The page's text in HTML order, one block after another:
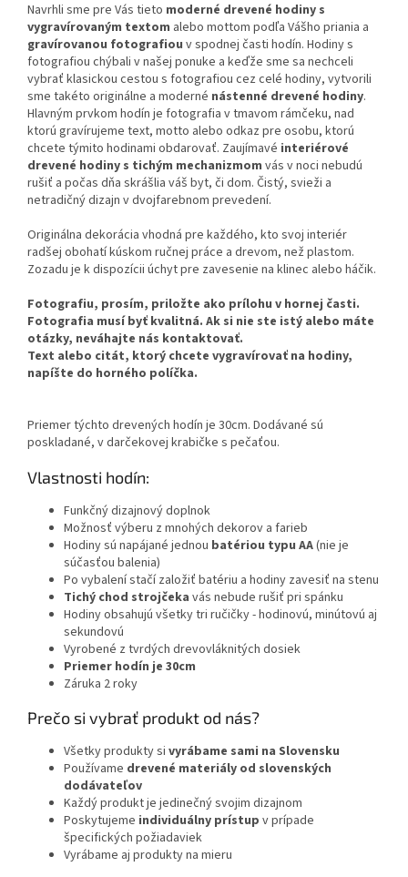
Navrhli sme pre Vás tieto moderné drevené hodiny s
vygravírovaným textom alebo mottom podľa Vášho priania a
gravírovanou fotografiou v spodnej časti hodín. Hodiny s
fotografiou chýbali v našej ponuke a keďže sme sa nechceli
vybrať klasickou cestou s fotografiou cez celé hodiny, vytvorili
sme takéto originálne a moderné nástenné drevené hodiny.
Hlavným prvkom hodín je fotografia v tmavom rámčeku, nad
ktorú gravírujeme text, motto alebo odkaz pre osobu, ktorú
chcete týmito hodinami obdarovať. Zaujímavé interiérové
drevené hodiny s tichým mechanizmom vás v noci nebudú
rušiť a počas dňa skrášlia váš byt, či dom. Čistý, svieži a
netradičný dizajn v dvojfarebnom prevedení.
Originálna dekorácia vhodná pre každého, kto svoj interiér
radšej obohatí kúskom ručnej práce a drevom, než plastom.
Zozadu je k dispozícii úchyt pre zavesenie na klinec alebo háčik.
Fotografiu, prosím, priložte ako prílohu v hornej časti.
Fotografia musí byť kvalitná. Ak si nie ste istý alebo máte
otázky, neváhajte nás kontaktovať.
Text alebo citát, ktorý chcete vygravírovať na hodiny,
napíšte do horného políčka.
Priemer týchto drevených hodín je 30cm. Dodávané sú
poskladané, v darčekovej krabičke s pečaťou.
Vlastnosti hodín:
Funkčný dizajnový doplnok
Možnosť výberu z mnohých dekorov a farieb
Hodiny sú napájané jednou batériou typu AA(nie je
súčasťou balenia)
Po vybalení stačí založiť batériu a hodiny zavesiť na stenu
Tichý chod strojčeka vás nebude rušiť pri spánku
Hodiny obsahujú všetky tri ručičky - hodinovú, minútovú aj
sekundovú
Vyrobené z tvrdých drevovláknitých dosiek
Priemer hodín je 30cm
Záruka 2 roky
Prečo si vybrať produkt od nás?
Všetky produkty si vyrábame sami na Slovensku
Používame drevené materiály od slovenských
dodávateľov
Každý produkt je jedinečný svojim dizajnom
Poskytujeme individuálny prístup v prípade
špecifických požiadaviek
Vyrábame aj produkty na mieru